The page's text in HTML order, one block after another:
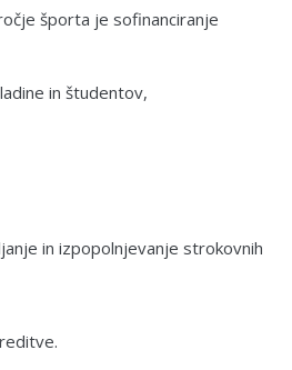
športa je sofinanciranje
in študentov,
in izpopolnjevanje strokovnih